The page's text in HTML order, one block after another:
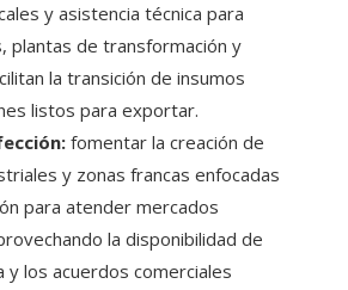
y asistencia técnica para
plantas de transformación y
la transición de insumos
listos para exportar.
fomentar la creación de
y zonas francas enfocadas
para atender mercados
la disponibilidad de
y los acuerdos comerciales